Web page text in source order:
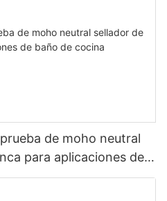
de moho neutral
para aplicaciones de